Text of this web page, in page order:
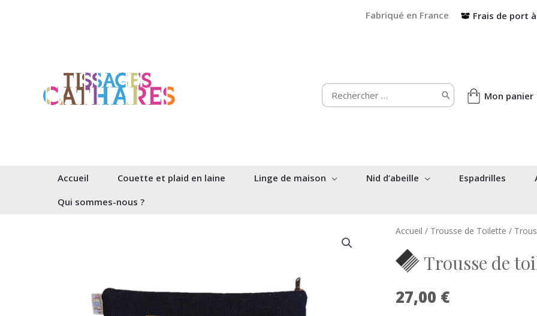
Fabriqué en France Frais de port
Rechercher:
Mon panier
Accueil Couette et plaid en laine Linge de maison Nid d’abeille Espadrilles
Qui sommes-nous ?
Accueil / Trousse de Toilette /
Trousse de
27,00 €